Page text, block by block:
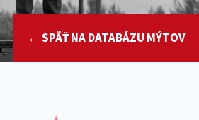
← SPÄŤ NA DATABÁZU MÝTOV